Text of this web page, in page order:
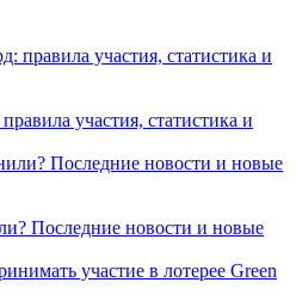
участия, статистика и
Последние новости и новые